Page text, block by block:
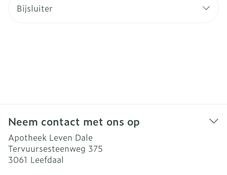
Bijsluiter
Neem contact met ons op
Apotheek Leven Dale
Tervuursesteenweg 375
3061 Leefdaal